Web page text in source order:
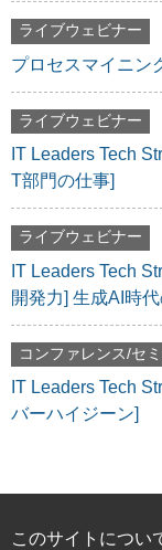
ライブウェビナー
プロセスマイニン
ライブウェビナー
IT Leaders Tech
T部門の仕事]
ライブウェビナー
IT Leaders Tech
開発力] 生成AI時
コンファレンス/セ
IT Leaders Tech
バーハイジーン]
このサイトについ